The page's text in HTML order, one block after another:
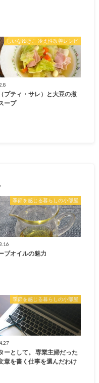
しいなゆきこ 冷え性改善レシピ
プティ・サレ）と大豆の煮
ープ
季節を感じる暮らしの小部屋
ブオイルの魅力
季節を感じる暮らしの小部屋
ーとして。 専業主婦だった
章を書く仕事を選んだわけ